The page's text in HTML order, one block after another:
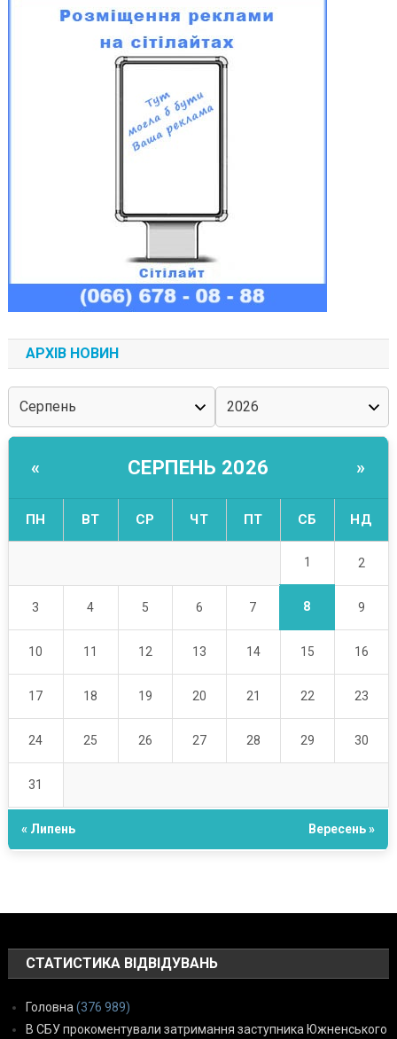
АРХІВ НОВИН
« СЕРПЕНЬ 2026 »
ПН ВТ СР ЧТ ПТ СБ НД
1 2
3 4 5 6 7 8 9
10 11 12 13 14 15 16
17 18 19 20 21 22 23
24 25 26 27 28 29 30
31
« Липень Вересень »
СТАТИСТИКА ВІДВІДУВАНЬ
Головна (376 989)
В СБУ прокоментували затримання заступника Южненського